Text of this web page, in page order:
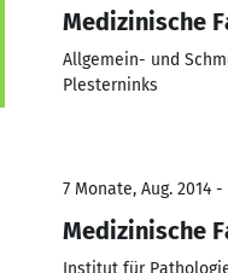
Medizinische
Allgemein- und
Plesterninks
7 Monate, Aug. 2014 -
Medizinische
Institut für